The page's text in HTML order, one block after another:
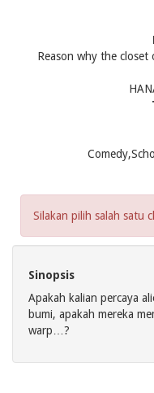
Reason why the closet
Silakan pilih salah satu
Sinopsis
Apakah kalian percaya
bumi, apakah mereka
warp…?